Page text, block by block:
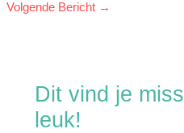
Volgende Bericht →
Dit vind je
leuk!